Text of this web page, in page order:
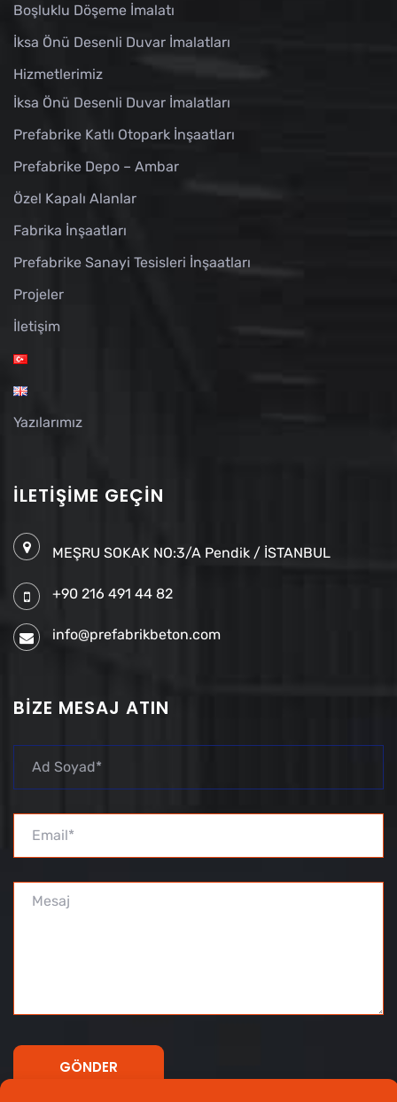
Boşluklu Döşeme İmalatı
İksa Önü Desenli Duvar İmalatları
Hizmetlerimiz
İksa Önü Desenli Duvar İmalatları
Prefabrike Katlı Otopark İnşaatları
Prefabrike Depo – Ambar
Özel Kapalı Alanlar
Fabrika İnşaatları
Prefabrike Sanayi Tesisleri İnşaatları
Projeler
İletişim
Yazılarımız
İLETIŞIME GEÇIN
MEŞRU SOKAK NO:3/A Pendik / İSTANBUL
+90 216 491 44 82
info@prefabrikbeton.com
BIZE MESAJ ATIN